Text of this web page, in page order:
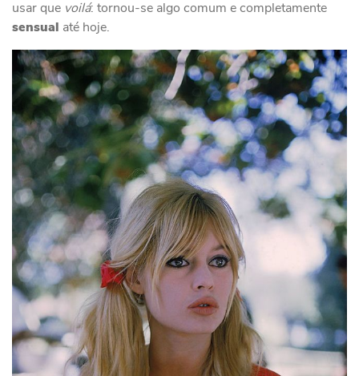
usar que voilá: tornou-se algo comum e completamente
sensual até hoje.